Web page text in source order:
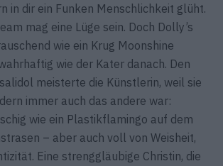
in dir ein Funken Menschlichkeit glüht.
mag eine Lüge sein. Doch Dolly’s
wie ein Krug Moonshine
wie der Kater danach. Den
meisterte die Künstlerin, weil sie
immer auch das andere war:
wie ein Plastikflamingo auf dem
– aber auch voll von Weisheit,
Eine strenggläubige Christin, die